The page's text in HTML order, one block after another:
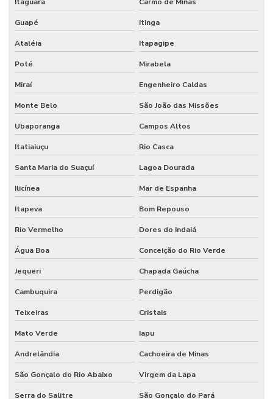
Itaguara Carmo de Minas
Guapé Itinga
Ataléia Itapagipe
Poté Mirabela
Miraí Engenheiro Caldas
Monte Belo São João das Missões
Ubaporanga Campos Altos
Itatiaiuçu Rio Casca
Santa Maria do Suaçuí Lagoa Dourada
Ilicínea Mar de Espanha
Itapeva Bom Repouso
Rio Vermelho Dores do Indaiá
Água Boa Conceição do Rio Verde
Jequeri Chapada Gaúcha
Cambuquira Perdigão
Teixeiras Cristais
Mato Verde Iapu
Andrelândia Cachoeira de Minas
São Gonçalo do Rio Abaixo Virgem da Lapa
Serra do Salitre São Gonçalo do Pará